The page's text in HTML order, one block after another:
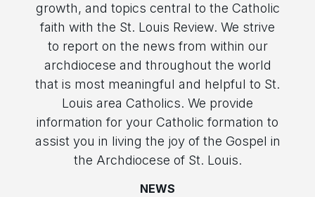
growth, and topics central to the Catholic
faith with the St. Louis Review. We strive
to report on the news from within our
archdiocese and throughout the world
that is most meaningful and helpful to St.
Louis area Catholics. We provide
information for your Catholic formation to
assist you in living the joy of the Gospel in
the Archdiocese of St. Louis.
NEWS